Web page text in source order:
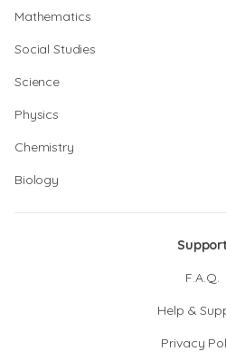
Mathematics
Social Studies
Science
Physics
Chemistry
Biology
F.A.Q.
Help &
Privacy